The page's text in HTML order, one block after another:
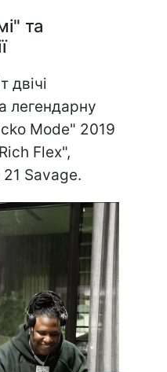
та
двічі
легендарну
Mode" 2019
Flex",
Savage.